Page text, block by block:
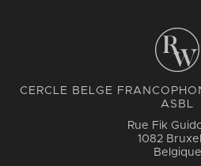
CERCLE BELGE
ASBL
Rue Fik
1082
Belgique